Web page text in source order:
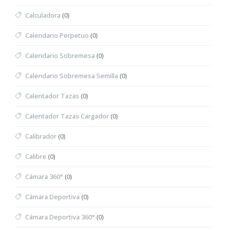
Calculadora (0)
Calendario Perpetuo (0)
Calendario Sobremesa (0)
Calendario Sobremesa Semilla (0)
Calentador Tazas (0)
Calentador Tazas Cargador(0)
Calibrador(0)
Calibre (0)
Cámara 360° (0)
Cámara Deportiva (0)
Cámara Deportiva 360° (0)